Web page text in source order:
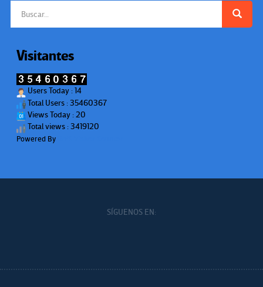
Visitantes
Users Today : 14
Total Users : 35460367
Views Today : 20
Total views : 3419120
Powered By
SÍGUENOS EN: